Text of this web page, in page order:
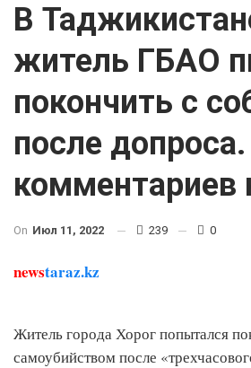
В
житель ГБАО
покончить с
после
комментариев
On Июл 11, 2022 239 0
newstaraz.kz
Житель города Хорог попытался
самоубийством после